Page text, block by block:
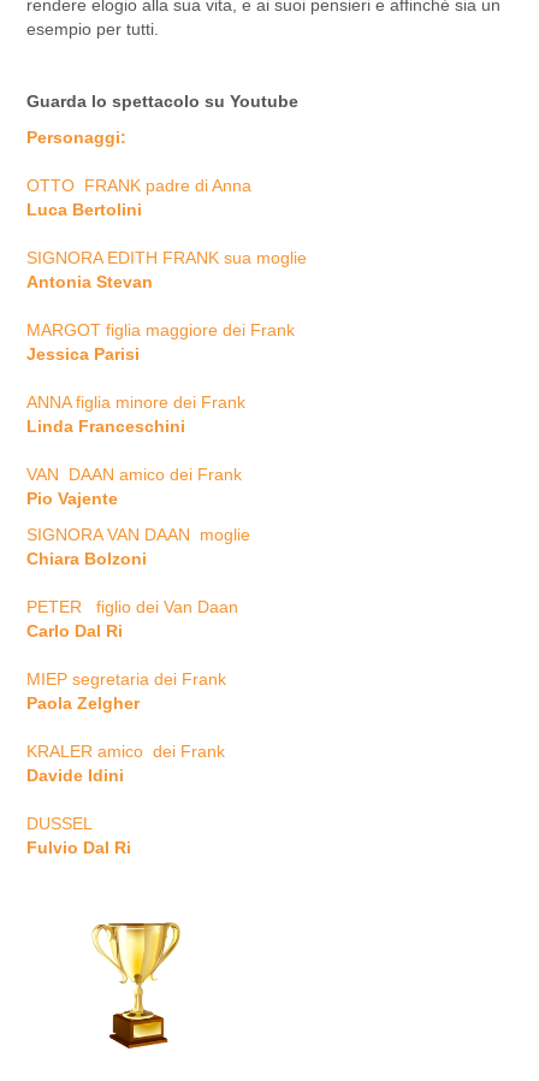
rendere elogio alla sua vita, e ai suoi pensieri e affinché sia un
esempio per tutti.
Guarda lo spettacolo su Youtube
Personaggi:
OTTO FRANK padre di Anna
Luca Bertolini
SIGNORA EDITH FRANK sua moglie
Antonia Stevan
MARGOT figlia maggiore dei Frank
Jessica Parisi
ANNA figlia minore dei Frank
Linda Franceschini
VAN DAAN amico dei Frank
Pio Vajente
SIGNORA VAN DAAN moglie
Chiara Bolzoni
PETER figlio dei Van Daan
Carlo Dal Ri
MIEP segretaria dei Frank
Paola Zelgher
KRALER amico dei Frank
Davide Idini
DUSSEL
Fulvio Dal Ri